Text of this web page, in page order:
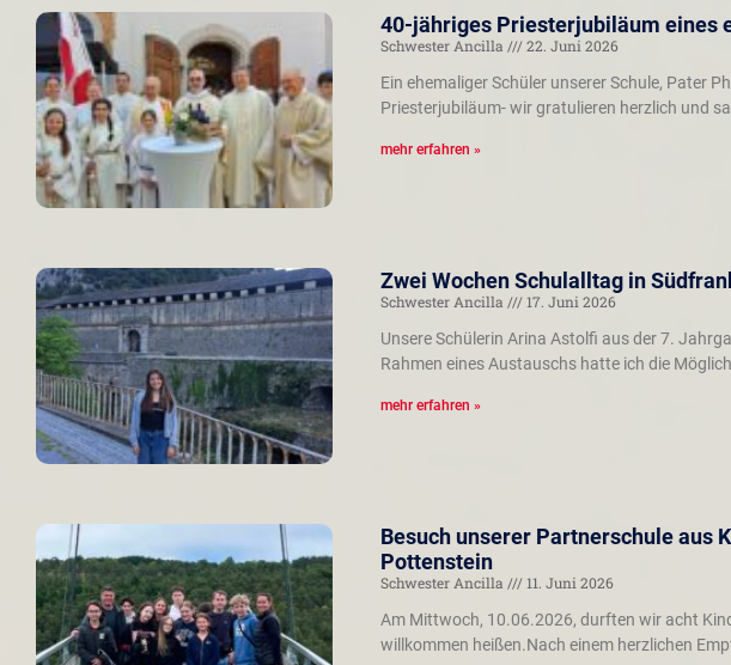
40-jähriges Priesterjubiläum eines
Schwester Ancilla
22. Juni 2026
Ein ehemaliger Schüler unserer Schule, Pater
Priesterjubiläum- wir gratulieren herzlich und
mehr erfahren »
Zwei Wochen Schulalltag in
Schwester Ancilla
17. Juni 2026
Unsere Schülerin Arina Astolfi aus der 7.
Rahmen eines Austauschs hatte ich die
mehr erfahren »
Besuch unserer Partnerschule aus
Pottenstein
Schwester Ancilla
11. Juni 2026
Am Mittwoch, 10.06.2026, durften wir acht
willkommen heißen.Nach einem herzlichen